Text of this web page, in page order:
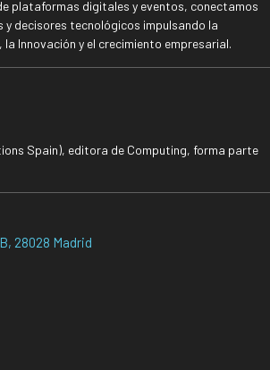
plataformas digitales y eventos, conectamos
decisores tecnológicos impulsando la
Innovación y el crecimiento empresarial.
Spain), editora de Computing, forma parte
28028 Madrid